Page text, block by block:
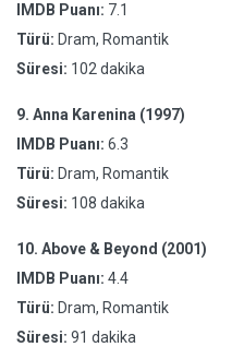
IMDB Puanı: 7.1
Türü: Dram, Romantik
Süresi: 102 dakika
9. Anna Karenina (1997)
IMDB Puanı: 6.3
Türü: Dram, Romantik
Süresi: 108 dakika
10. Above & Beyond (2001)
IMDB Puanı: 4.4
Türü: Dram, Romantik
Süresi: 91 dakika